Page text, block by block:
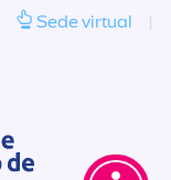
Sede virtual |